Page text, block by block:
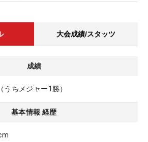
大会成績/スタッツ
成績
うちメジャー1勝）
基本情報 経歴